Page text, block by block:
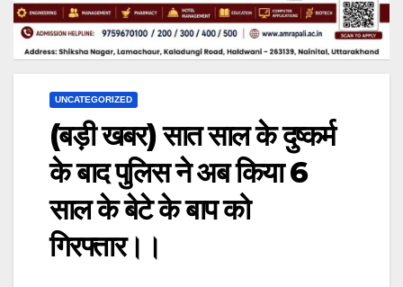
UNCATEGORIZED
(बड़ी खबर) सात साल के दुष्कर्म
के बाद पुलिस ने अब किया 6
साल के बेटे के बाप को
गिरफ्तार।।